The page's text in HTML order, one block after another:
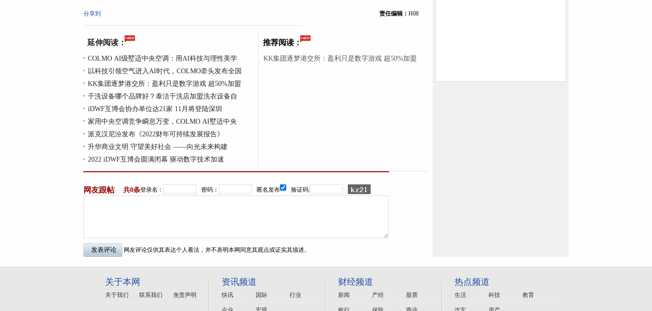
责任编辑： H08
分享到
延伸阅读：
COLMO AI级墅适中央空调：用AI科技与理性美学
以科技引领空气进入AI时代，COLMO牵头发布全国
KK集团逐梦港交所：盈利只是数字游戏 超50%加盟
干洗设备哪个品牌好？泰洁干洗店加盟洗衣设备自
iDWF互博会协办单位达21家 11月将登陆深圳
家用中央空调竞争瞬息万变，COLMO AI墅适中央
派克汉尼汾发布《2022财年可持续发展报告》
升华商业文明 守望美好社会 ——向光未来构建
2022 iDWF互博会圆满闭幕 驱动数字技术加速
推荐阅读：
KK集团逐梦港交所：盈利只是数字游戏 超50%加盟
网友跟帖 共0条登录名： 密码： 匿名发布 验证码:
网友评论仅供其表达个人看法，并不表明本网同意其观点或证实其描述。
关于本网
关于我们 联系我们 免责声明
资讯频道
快讯 国际 行业
财经频道
新闻 产经 股票
热点频道
生活 科技 教育